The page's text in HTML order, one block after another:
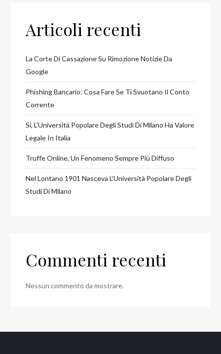
Articoli recenti
La Corte Di Cassazione Su Rimozione Notizie Da
Google
Phishing Bancario: Cosa Fare Se Ti Svuotano Il Conto
Corrente
Si, L’Università Popolare Degli Studi Di Milano Ha Valore
Legale In Italia
Truffe Online, Un Fenomeno Sempre Più Diffuso
Nel Lontano 1901 Nasceva L’Università Popolare Degli
Studi Di Milano
Commenti recenti
Nessun commento da mostrare.